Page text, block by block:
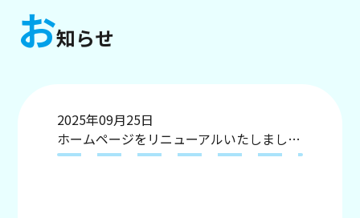
お知らせ
2025年09月25日
ホームページをリニューアルいたしました。